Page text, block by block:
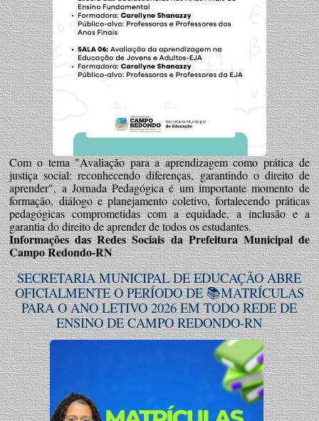
Com o tema "Avaliação para a aprendizagem como prática de
justiça social: reconhecendo diferenças, garantindo o direito de
aprender", a Jornada Pedagógica é um importante momento de
formação, diálogo e planejamento coletivo, fortalecendo práticas
pedagógicas comprometidas com a equidade, a inclusão e a
garantia do direito de aprender de todos os estudantes.
Informações das Redes Sociais da Prefeitura Municipal de
Campo Redondo-RN
SECRETARIA MUNICIPAL DE EDUCAÇÃO ABRE
OFICIALMENTE O PERÍODO DE 📚MATRÍCULAS
PARA O ANO LETIVO 2026 EM TODO REDE DE
ENSINO DE CAMPO REDONDO-RN